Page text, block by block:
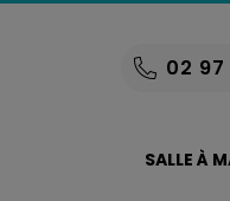
02
SALLE À